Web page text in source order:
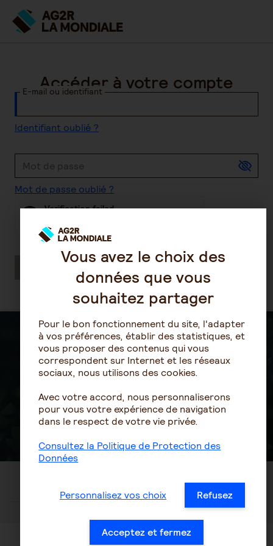
Accéder à votre compte
E-mail ou identifiant
Identifiant oublié ?
Mot de passe
Mot de passe oublié ?
Verification failed
Créer votre compte
AG2R LA MONDIALE
S'inscrire
OU
Vous avez le choix des
données que vous
souhaitez partager
Pour le bon fonctionnement du site, l'adapter
à vos préférences, établir des statistiques, et
vous proposer des contenus qui vous
correspondent sur Internet et les réseaux
sociaux, nous utilisons des cookies.
Avec votre accord, nous personnaliserons
pour vous votre expérience de navigation
dans le respect de votre vie privée.
Consultez la Politique de Protection des
Données
Personnalisez vos choix Refusez
Acceptez et fermez